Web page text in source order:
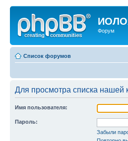
Форум
Список форумов
Для просмотра списка
Имя пользователя:
Пароль:
Забыли